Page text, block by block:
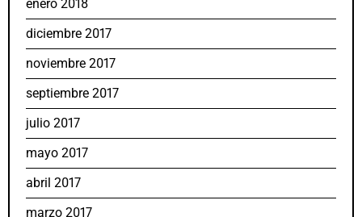
enero 2018
diciembre 2017
noviembre 2017
septiembre 2017
julio 2017
mayo 2017
abril 2017
marzo 2017